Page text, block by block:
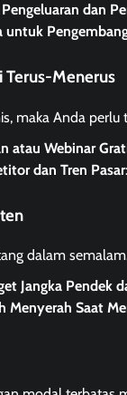
dan
untuk
Terus-Menerus
maka Anda perlu
atau Webinar
dan Tren Pasar
dalam
Jangka Pendek
Menyerah Saat